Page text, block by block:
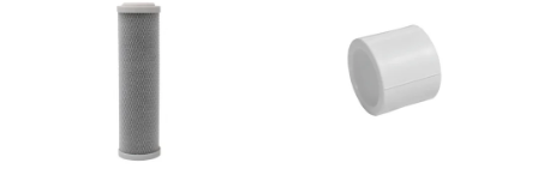
Puffere/Stocatoare de caldura
Puffer fara serpentina
Puffer 1 serpentina
Puffer 2 serpentine
Puffer cu serpentina pentru A.C.M.